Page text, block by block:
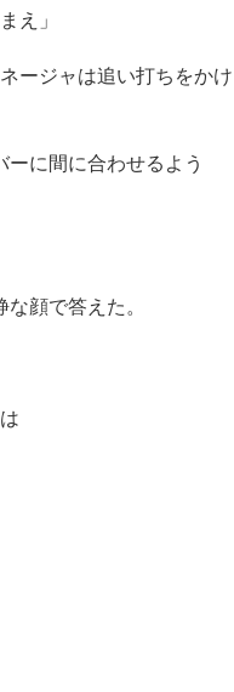
え」
ージャは追い打ちをかけ
に間に合わせるよう
顔で答えた。